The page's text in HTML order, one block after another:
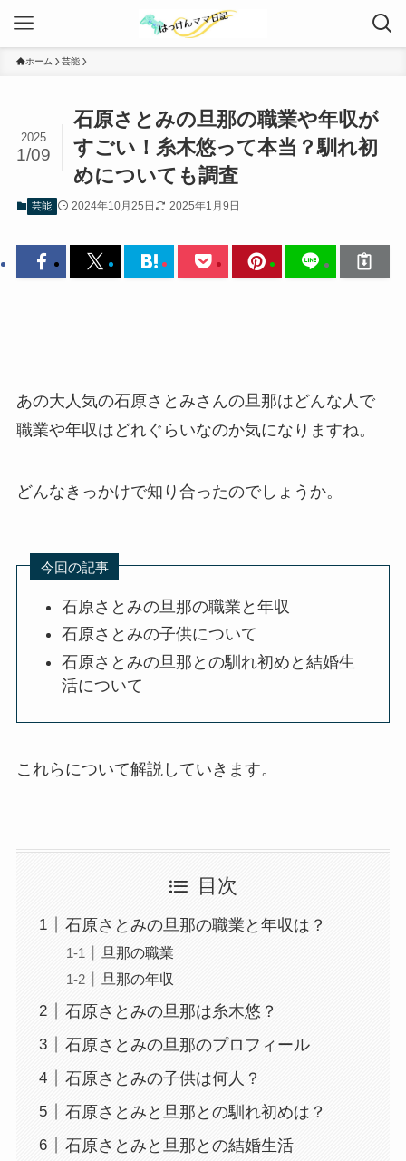
ホーム 芸能
石原さとみの旦那の職業や年収が
すごい！糸木悠って本当？馴れ初
めについても調査
2025
1/09
芸能 2024年10月25日 2025年1月9日
あの大人気の石原さとみさんの旦那はどんな人で
職業や年収はどれぐらいなのか気になりますね。
どんなきっかけで知り合ったのでしょうか。
今回の記事
石原さとみの旦那の職業と年収
石原さとみの子供について
石原さとみの旦那との馴れ初めと結婚生
活について
これらについて解説していきます。
目次
石原さとみの旦那の職業と年収は？
旦那の職業
旦那の年収
石原さとみの旦那は糸木悠？
石原さとみの旦那のプロフィール
石原さとみの子供は何人？
石原さとみと旦那との馴れ初めは？
石原さとみと旦那との結婚生活